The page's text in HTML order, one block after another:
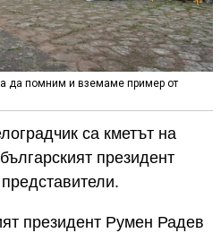
да помним и вземаме пример от
са кметът на
президент
президент Румен Радев